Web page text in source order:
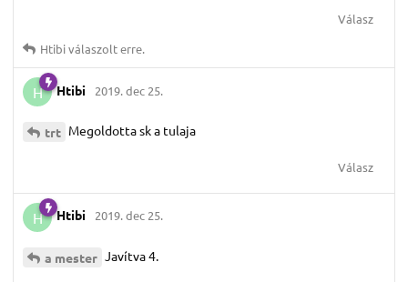
Válasz
Htibiválaszolt erre.
H Htibi 2019. dec 25.
trt Megoldotta sk a tulaja
Válasz
H Htibi 2019. dec 25.
a mester Javítva 4.